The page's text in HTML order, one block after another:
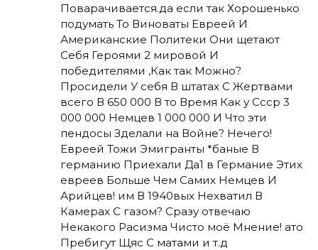
Поварачивается.да если так Хорошенько
подумать То Виноваты Евреей И
Американские Политеки Они щетают
Себя Героями 2 мировой И
победителями ,Как так Можно?
Просидели У себя В штатах С Жертвами
всего В 650 000 В то Время Как у Ссср 3
000 000 Немцев 1 000 000 И Что эти
пендосы Зделали на Войне? Нечего!
Евреей Тожи Эмигранты *баные В
германию Приехали Да1 в Германие Этих
евреев Больше Чем Самих Немцев И
Арийцев! им В 1940вых Нехватил В
Камерах С газом? Сразу отвечаю
Некакого Расизма Чисто моё Мнение! ато
Пребигут Щяс С матами и т.д